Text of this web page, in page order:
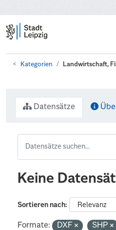
Kategorien Landwirtschaft,
Datensätze
Keine
Sortieren nach
Formate: DXF SHP